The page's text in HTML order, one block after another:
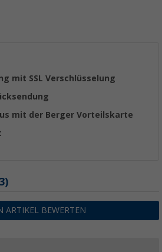
mit SSL Verschlüsselung
mit der Berger Vorteilskarte
ARTIKEL BEWERTEN